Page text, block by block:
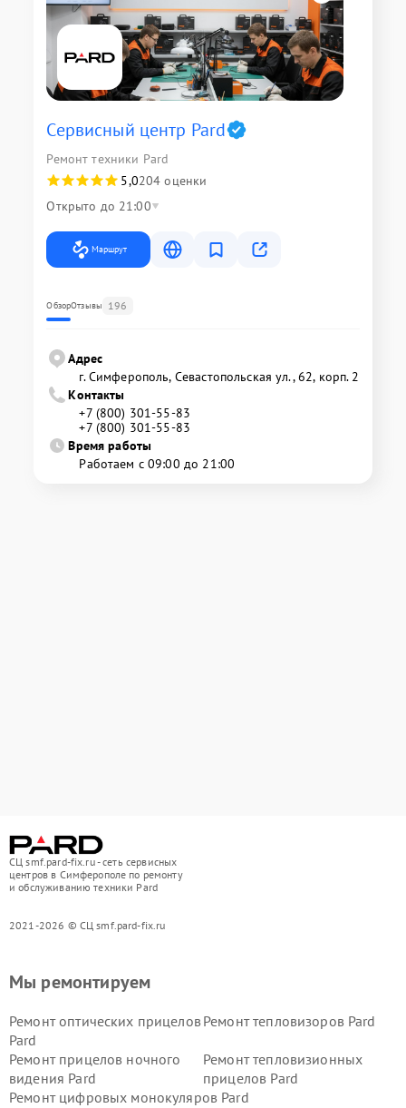
Сервисный центр Pard
Ремонт техники Pard
5,0204 оценки
Открыто до 21:00
Маршрут
ОбзорОтзывы 196
Адрес
г. Симферополь, Севастопольская ул., 62, корп. 2
Контакты
+7 (800) 301-55-83
+7 (800) 301-55-83
Время работы
Работаем с 09:00 до 21:00
СЦ smf.pard-fix.ru - сеть сервисных
центров в Симферополе по ремонту
и обслуживанию техники Pard
2021-2026 © СЦ smf.pard-fix.ru
Мы ремонтируем
Ремонт оптических прицелов
Pard
Ремонт тепловизоров Pard
Ремонт прицелов ночного
видения Pard
Ремонт тепловизионных
прицелов Pard
Ремонт цифровых монокуляров Pard